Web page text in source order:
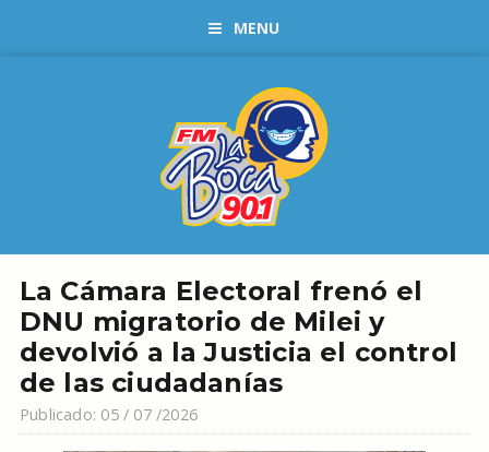
MENU
La Cámara Electoral frenó el
DNU migratorio de Milei y
devolvió a la Justicia el control
de las ciudadanías
Publicado: 05 / 07 /2026